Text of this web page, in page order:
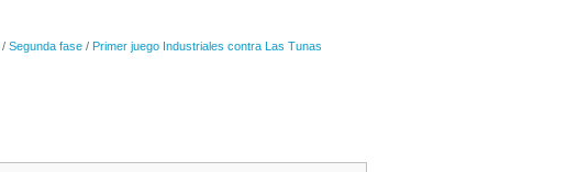
/ Segunda fase / Primer juego Industriales contra Las Tunas